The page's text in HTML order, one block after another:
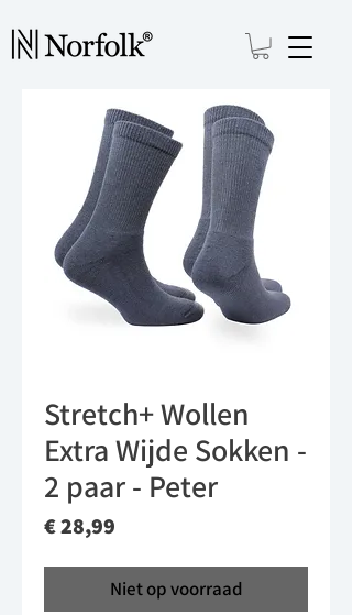
Stretch+ Wollen
Extra Wijde Sokken -
2 paar - Peter
€ 28,99
Niet op voorraad